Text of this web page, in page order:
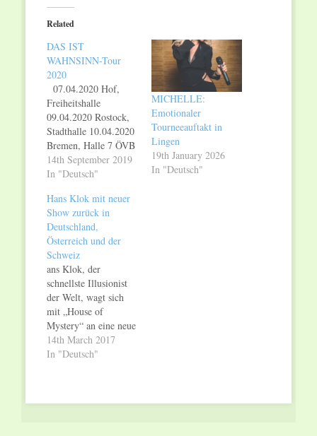
(Opens
in
new
Related
DAS IST
WAHNSINN-Tour
2020
07.04.2020 Hof,
Freiheitshalle
09.04.2020 Rostock,
Stadthalle 10.04.2020
Bremen, Halle 7 ÖVB
Arena 11.04.2020
Kiel, Sparkassen
Erfurt, Messe
14.04.2020 Bamberg,
Brose Arena
15.04.2020 Bayreuth,
Oberfrankenhalle
16.04.2020
Regensburg, Donau
Arena 17.04.2020
Würzburg, S. Oliver
Arena 18.04.2020
Mannheim, SAP
Arena 19.04.2020
14th September 2019
In "Deutsch"
MICHELLE:
Emotionaler
Tourneeauftakt in
Lingen
19th January 2026
In "Deutsch"
Hans Klok mit neuer
Show zurück in
Deutschland,
Österreich und der
Schweiz
ans Klok, der
schnellste Illusionist
der Welt, wagt sich
mit „House of
Mystery“ an eine neue
und sehr
außergewöhnliche
14th March 2017
In "Deutsch"